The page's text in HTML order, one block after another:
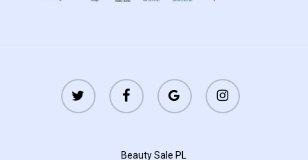
twitter facebook
google-
plus
instagram
Beauty Sale PL